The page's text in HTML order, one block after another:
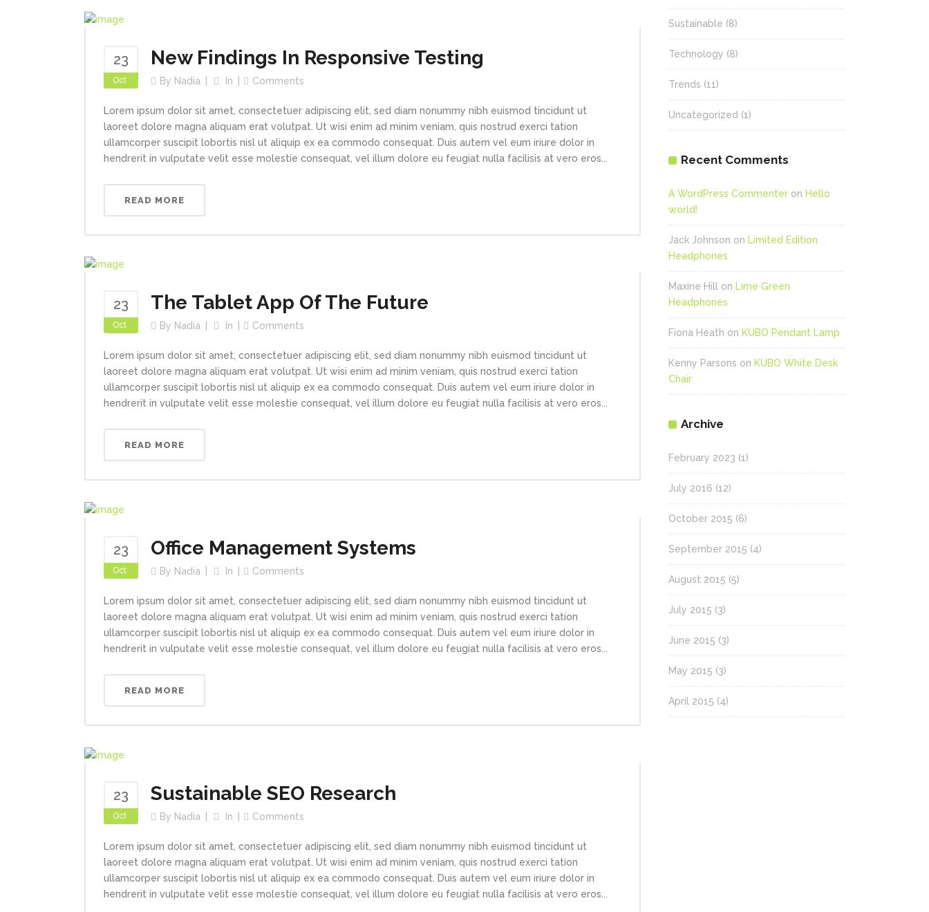
23
Oct
New Findings In Responsive Testing
By Nadia In Comments
Lorem ipsum dolor sit amet, consectetuer adipiscing elit, sed diam nonummy nibh euismod tincidunt ut
laoreet dolore magna aliquam erat volutpat. Ut wisi enim ad minim veniam, quis nostrud exerci tation
ullamcorper suscipit lobortis nisl ut aliquip ex ea commodo consequat. Duis autem vel eum iriure dolor in
hendrerit in vulputate velit esse molestie consequat, vel illum dolore eu feugiat nulla facilisis at vero eros...
READ MORE
23
Oct
The Tablet App Of The Future
By Nadia In Comments
Lorem ipsum dolor sit amet, consectetuer adipiscing elit, sed diam nonummy nibh euismod tincidunt ut
laoreet dolore magna aliquam erat volutpat. Ut wisi enim ad minim veniam, quis nostrud exerci tation
ullamcorper suscipit lobortis nisl ut aliquip ex ea commodo consequat. Duis autem vel eum iriure dolor in
hendrerit in vulputate velit esse molestie consequat, vel illum dolore eu feugiat nulla facilisis at vero eros...
READ MORE
23
Oct
Office Management Systems
By Nadia In Comments
Lorem ipsum dolor sit amet, consectetuer adipiscing elit, sed diam nonummy nibh euismod tincidunt ut
laoreet dolore magna aliquam erat volutpat. Ut wisi enim ad minim veniam, quis nostrud exerci tation
ullamcorper suscipit lobortis nisl ut aliquip ex ea commodo consequat. Duis autem vel eum iriure dolor in
hendrerit in vulputate velit esse molestie consequat, vel illum dolore eu feugiat nulla facilisis at vero eros...
READ MORE
23
Oct
Sustainable SEO Research
By Nadia In Comments
Lorem ipsum dolor sit amet, consectetuer adipiscing elit, sed diam nonummy nibh euismod tincidunt ut
laoreet dolore magna aliquam erat volutpat. Ut wisi enim ad minim veniam, quis nostrud exerci tation
ullamcorper suscipit lobortis nisl ut aliquip ex ea commodo consequat. Duis autem vel eum iriure dolor in
hendrerit in vulputate velit esse molestie consequat, vel illum dolore eu feugiat nulla facilisis at vero eros...
Sustainable (8)
Technology (8)
Trends (11)
Uncategorized (1)
Recent Comments
A WordPress Commenter on Hello
world!
Jack Johnson on Limited Edition
Headphones
Maxine Hill on Lime Green
Headphones
Fiona Heath on KUBO Pendant Lamp
Kenny Parsons on KUBO White Desk
Chair
Archive
February 2023 (1)
July 2016 (12)
October 2015 (6)
September 2015 (4)
August 2015 (5)
July 2015 (3)
June 2015 (3)
May 2015 (3)
April 2015 (4)